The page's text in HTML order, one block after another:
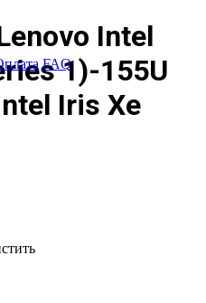
FAQ
Intel
1)-155U
Iris Xe